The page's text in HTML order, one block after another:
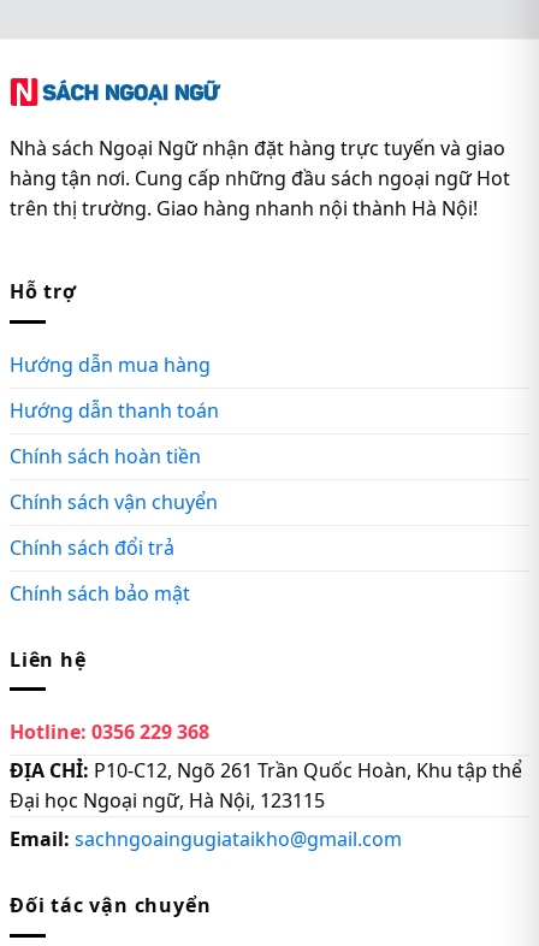
Nhà sách Ngoại Ngữ nhận đặt hàng trực tuyến và giao
hàng tận nơi. Cung cấp những đầu sách ngoại ngữ Hot
trên thị trường. Giao hàng nhanh nội thành Hà Nội!
Hỗ trợ
Hướng dẫn mua hàng
Hướng dẫn thanh toán
Chính sách hoàn tiền
Chính sách vận chuyển
Chính sách đổi trả
Chính sách bảo mật
Liên hệ
Hotline: 0356 229 368
ĐỊA CHỈ: P10-C12, Ngõ 261 Trần Quốc Hoàn, Khu tập thể
Đại học Ngoại ngữ, Hà Nội, 123115
Email: sachngoaingugiataikho@gmail.com
Đối tác vận chuyển